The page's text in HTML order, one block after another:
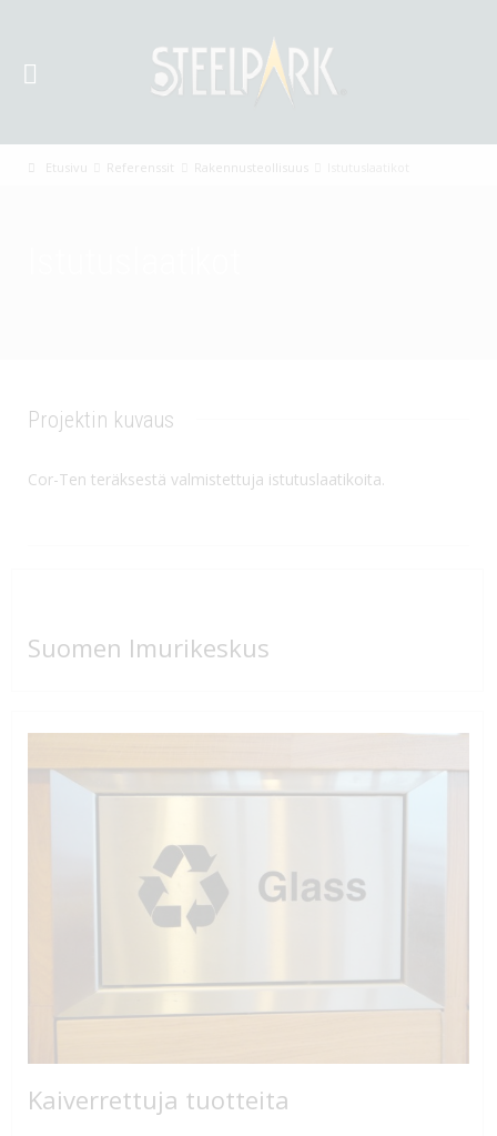
Etusivu Referenssit Rakennusteollisuus
Projektin kuvaus
Cor-Ten teräksestä valmistettuja istutuslaatikoita.
Suomen Imurikeskus
Kaiverrettuja tuotteita